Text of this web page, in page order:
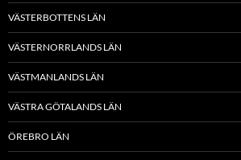
VÄSTERBOTTENS LÄN
VÄSTERNORRLANDS LÄN
VÄSTMANLANDS LÄN
VÄSTRA GÖTALANDS LÄN
ÖREBRO LÄN